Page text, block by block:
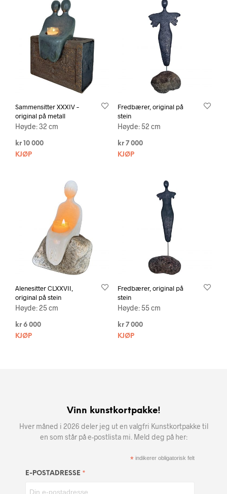
Sammensitter XXXIV –
original på metall
Høyde: 32 cm
kr 10 000
KJØP
Fredbærer, original på
stein
Høyde: 52 cm
kr7 000
KJØP
Alenesitter CLXXVII,
original på stein
Høyde: 25 cm
kr 6 000
KJØP
Fredbærer, original på
stein
Høyde: 55 cm
kr7 000
KJØP
Vinn kunstkortpakke!
Hver måned i 2026 deler jeg ut en valgfri Kunstkortpakke til
en som står på e-postlista mi. Meld deg på her:
* indikerer obligatorisk felt
E-POSTADRESSE *